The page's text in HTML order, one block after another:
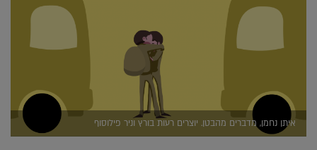
איתן נחמן, מדברים מהבטן. יוצרים רעות בורץ וניר פילוסוף